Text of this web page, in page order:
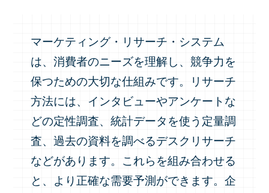
マーケティング・リサーチ・システム
は、消費者のニーズを理解し、競争力を
保つための大切な仕組みです。リサーチ
方法には、インタビューやアンケートな
どの定性調査、統計データを使う定量調
査、過去の資料を調べるデスクリサーチ
などがあります。これらを組み合わせる
と、より正確な需要予測ができます。企